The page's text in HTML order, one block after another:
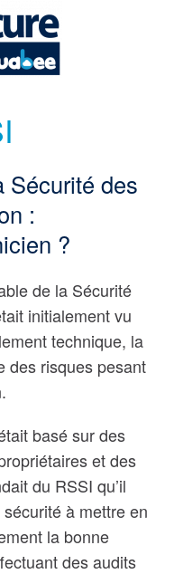
Sécurité des
:
?
de la Sécurité
initialement vu
technique, la
des risques pesant
basé sur des
et des
du RSSI qu’il
à mettre en
la bonne
des audits